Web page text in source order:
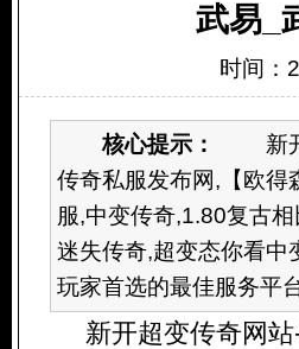
武易_
时间：
核心提示：
新开
传奇私服发布网,【欧得
服,中变传奇,1.80复古
迷失传奇,超变态你看中
玩家首选的最佳服务平
新开超变传奇网站-